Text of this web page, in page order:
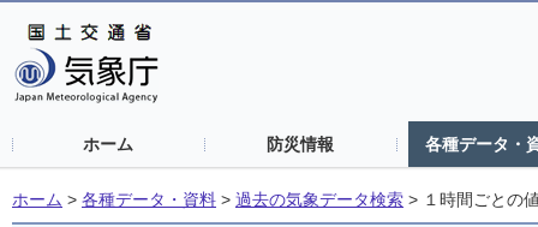
ホーム 防災情報 各種データ・
ホーム > 各種データ・資料 > 過去の気象データ検索 > １時間ごとの